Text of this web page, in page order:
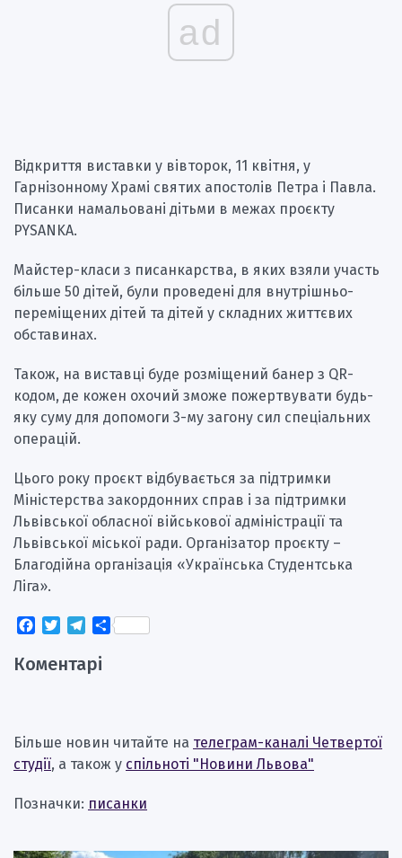
ad
Відкриття виставки у вівторок, 11 квітня, у
Гарнізонному Храмі святих апостолів Петра і Павла.
Писанки намальовані дітьми в межах проєкту
PYSANKA.
Майстер-класи з писанкарства, в яких взяли участь
більше 50 дітей, були проведені для внутрішньо-
переміщених дітей та дітей у складних життєвих
обставинах.
Також, на виставці буде розміщений банер з QR-
кодом, де кожен охочий зможе пожертвувати будь-
яку суму для допомоги 3-му загону сил спеціальних
операцій.
Цього року проєкт відбувається за підтримки
Міністерства закордонних справ і за підтримки
Львівської обласної військової адміністрації та
Львівської міської ради. Організатор проєкту –
Благодійна організація «Українська Студентська
Ліга».
Facebook
TwitterTelegram
Поділитися
Коментарі
Більше новин читайте на телеграм-каналі Четвертої
студії, а також у спільноті "Новини Львова"
Позначки: писанки